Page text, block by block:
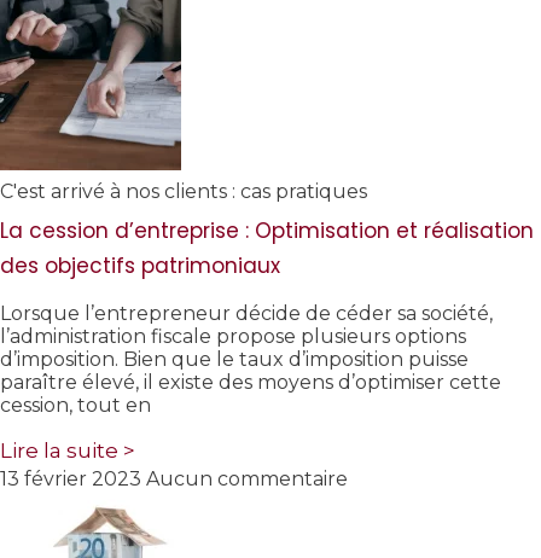
C'est arrivé à nos clients : cas pratiques
La cession d’entreprise : Optimisation et réalisation
des objectifs patrimoniaux
Lorsque l’entrepreneur décide de céder sa société,
l’administration fiscale propose plusieurs options
d’imposition. Bien que le taux d’imposition puisse
paraître élevé, il existe des moyens d’optimiser cette
cession, tout en
Lire la suite >
13 février 2023 Aucun commentaire